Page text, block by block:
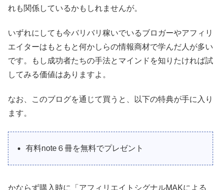
れも関係しているかもしれませんが。
いずれにしても今バリバリ稼いでいるブロガーやアフィリ
エイターはもともと何かしらの情報商材で学んだ人が多い
です。もし成功者たちの手法とマインドを知りたければ試
してみる価値はありますよ。
なお、このブログを通じて買うと、以下の特典が手に入り
ます。
有料note６冊を無料でプレゼント
かならず購入時に「アフィリエイトシグナルMAKによる